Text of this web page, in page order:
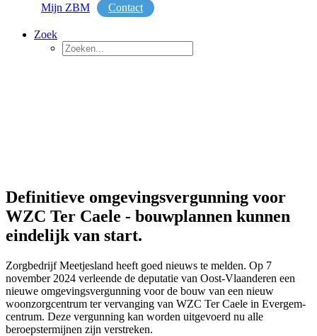
Mijn ZBM Contact
Zoek
Definitieve omgevingsvergunning voor
WZC Ter Caele - bouwplannen kunnen
eindelijk van start.
Zorgbedrijf Meetjesland heeft goed nieuws te melden. Op 7
november 2024 verleende de deputatie van Oost-Vlaanderen een
nieuwe omgevingsvergunning voor de bouw van een nieuw
woonzorgcentrum ter vervanging van WZC Ter Caele in Evergem-
centrum. Deze vergunning kan worden uitgevoerd nu alle
beroepstermijnen zijn verstreken.